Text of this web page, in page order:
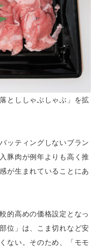
とししゃぶしゃぶ」を拡
ッティングしないブラン
豚肉が例年よりも高く推
が生まれていることにあ
的高めの価格設定となっ
位」は、こま切れなど安
ない。そのため、「モモ